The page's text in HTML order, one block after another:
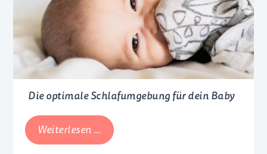
Die optimale Schlafumgebung für dein Baby
Weiterlesen … Die
optimale